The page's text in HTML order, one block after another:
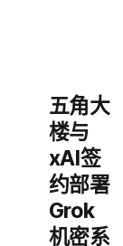
五角大
楼与
xAI签
约部署
Grok
机密系